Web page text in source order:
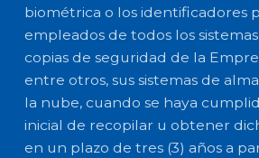
biométrica o los identificadores
empleados de todos los
copias de seguridad de la
entre otros, sus sistemas de
la nube, cuando se haya
inicial de recopilar u obtener
en un plazo de tres (3) años a